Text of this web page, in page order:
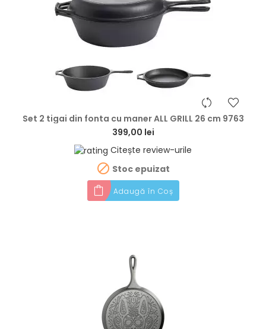
Set 2 tigai din fonta cu maner ALL GRILL 26 cm 9763
399,00 lei
Citește review-urile
 Stoc epuizat
Adaugă în Coș